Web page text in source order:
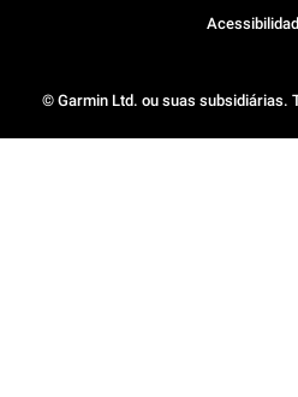
© Garmin Ltd. ou suas subsidiárias.